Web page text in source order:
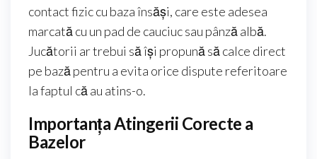
contact fizic cu baza însăși, care este adesea
marcată cu un pad de cauciuc sau pânză albă.
Jucătorii ar trebui să își propună să calce direct
pe bază pentru a evita orice dispute referitoare
la faptul că au atins-o.
Importanța Atingerii Corecte a
Bazelor